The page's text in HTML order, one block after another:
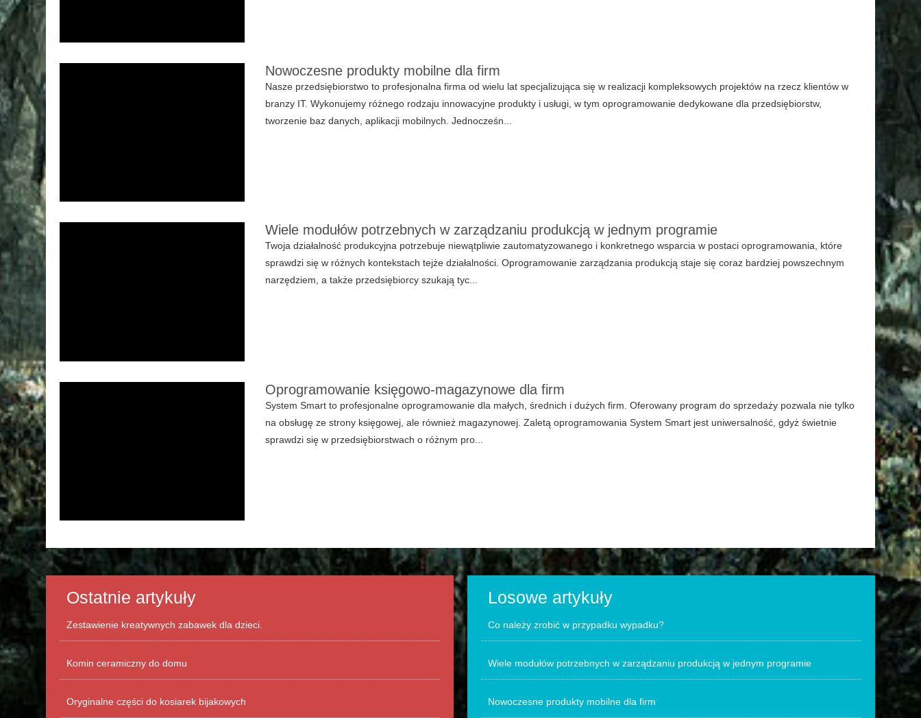
Nowoczesne produkty mobilne dla firm
Nasze przedsiębiorstwo to profesjonalna firma od wielu lat specjalizująca się w realizacji kompleksowych projektów na rzecz klientów w
branzy IT. Wykonujemy różnego rodzaju innowacyjne produkty i usługi, w tym oprogramowanie dedykowane dla przedsiębiorstw,
tworzenie baz danych, aplikacji mobilnych. Jednocześn...
Wiele modułów potrzebnych w zarządzaniu produkcją w jednym programie
Twoja działalność produkcyjna potrzebuje niewątpliwie zautomatyzowanego i konkretnego wsparcia w postaci oprogramowania, które
sprawdzi się w różnych kontekstach tejże działalności. Oprogramowanie zarządzania produkcją staje się coraz bardziej powszechnym
narzędziem, a także przedsiębiorcy szukają tyc...
Oprogramowanie księgowo-magazynowe dla firm
System Smart to profesjonalne oprogramowanie dla małych, średnich i dużych firm. Oferowany program do sprzedaży pozwala nie tylko
na obsługę ze strony księgowej, ale również magazynowej. Zaletą oprogramowania System Smart jest uniwersalność, gdyż świetnie
sprawdzi się w przedsiębiorstwach o różnym pro...
Ostatnie artykuły
Zestawienie kreatywnych zabawek dla dzieci.
Komin ceramiczny do domu
Oryginalne części do kosiarek bijakowych
Losowe artykuły
Co należy zrobić w przypadku wypadku?
Wiele modułów potrzebnych w zarządzaniu produkcją w jednym programie
Nowoczesne produkty mobilne dla firm